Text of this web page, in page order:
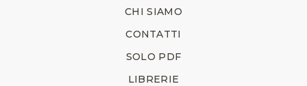
CHI SIAMO
CONTATTI
SOLO PDF
LIBRERIE